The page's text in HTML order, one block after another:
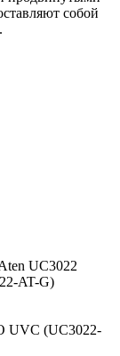
собой
UC3022
AT-G)
UVC (UC3022-